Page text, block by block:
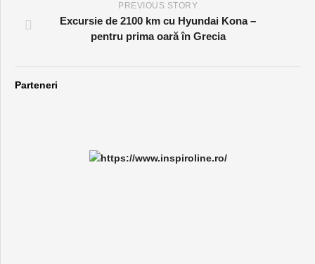
PREVIOUS STORY
Excursie de 2100 km cu Hyundai Kona –
pentru prima oară în Grecia
Parteneri